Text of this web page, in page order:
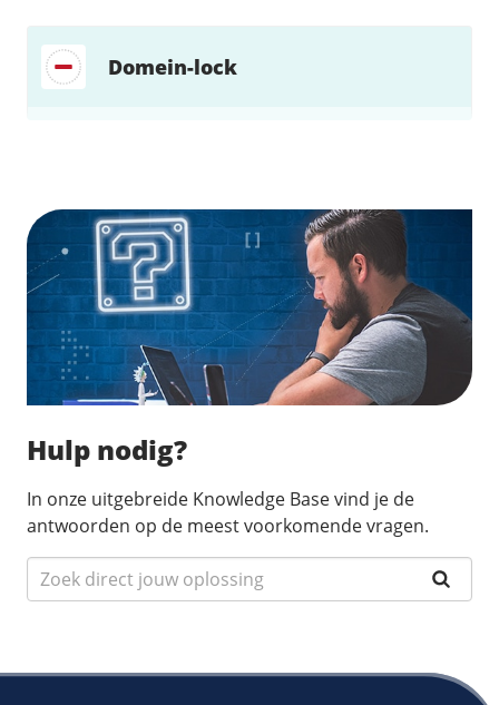
Domein-lock
Hulp nodig?
In onze uitgebreide Knowledge Base vind je de
antwoorden op de meest voorkomende vragen.